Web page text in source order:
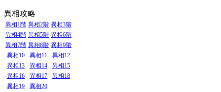
異相攻略
異相1階 異相2階 異相3階
異相4階 異相5階 異相6階
異相7階 異相8階 異相9階
異相10
異相11
異相12
異相13
異相14
異相15
異相16
異相17
異相18
異相19
異相20